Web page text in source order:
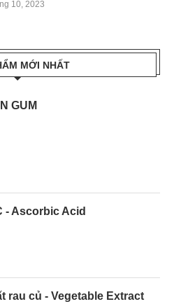
10, 2023
MỚI NHẤT
GUM
- Ascorbic Acid
rau củ - Vegetable Extract